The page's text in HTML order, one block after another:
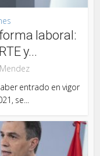
laboral:
y...
entrado en vigor
se...